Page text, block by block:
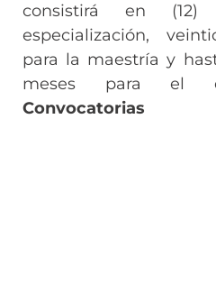
consistirá en
especialización,
para la maestría y
meses para el
Convocatorias